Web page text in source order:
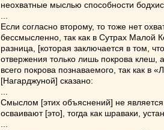
неохватные мыслью способности
Если согласно второму, то тоже нет
бессмысленно, так как в Сутрах Малой
разница, [которая заключается в том,
отвержения только лишь покрова
всего покрова познаваемого, так как в
[Нагарджуной] сказано:
Смыслом [этих объяснений] не
осваивают [это], тогда как шраваки,